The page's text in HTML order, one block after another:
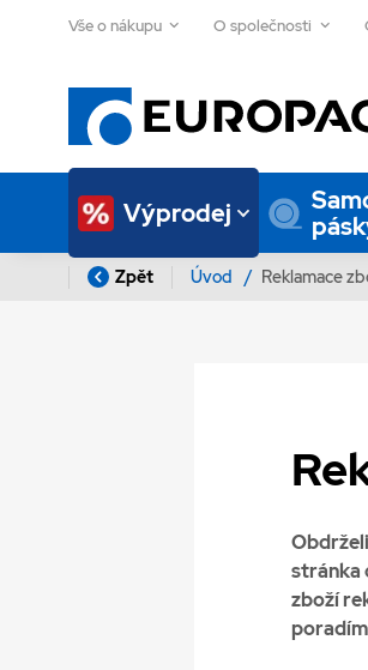
Vše o nákupu O společnosti
Výprodej
Zpět Úvod / Reklamace
stránka
zboží